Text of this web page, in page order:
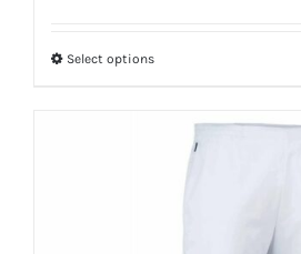
Select options